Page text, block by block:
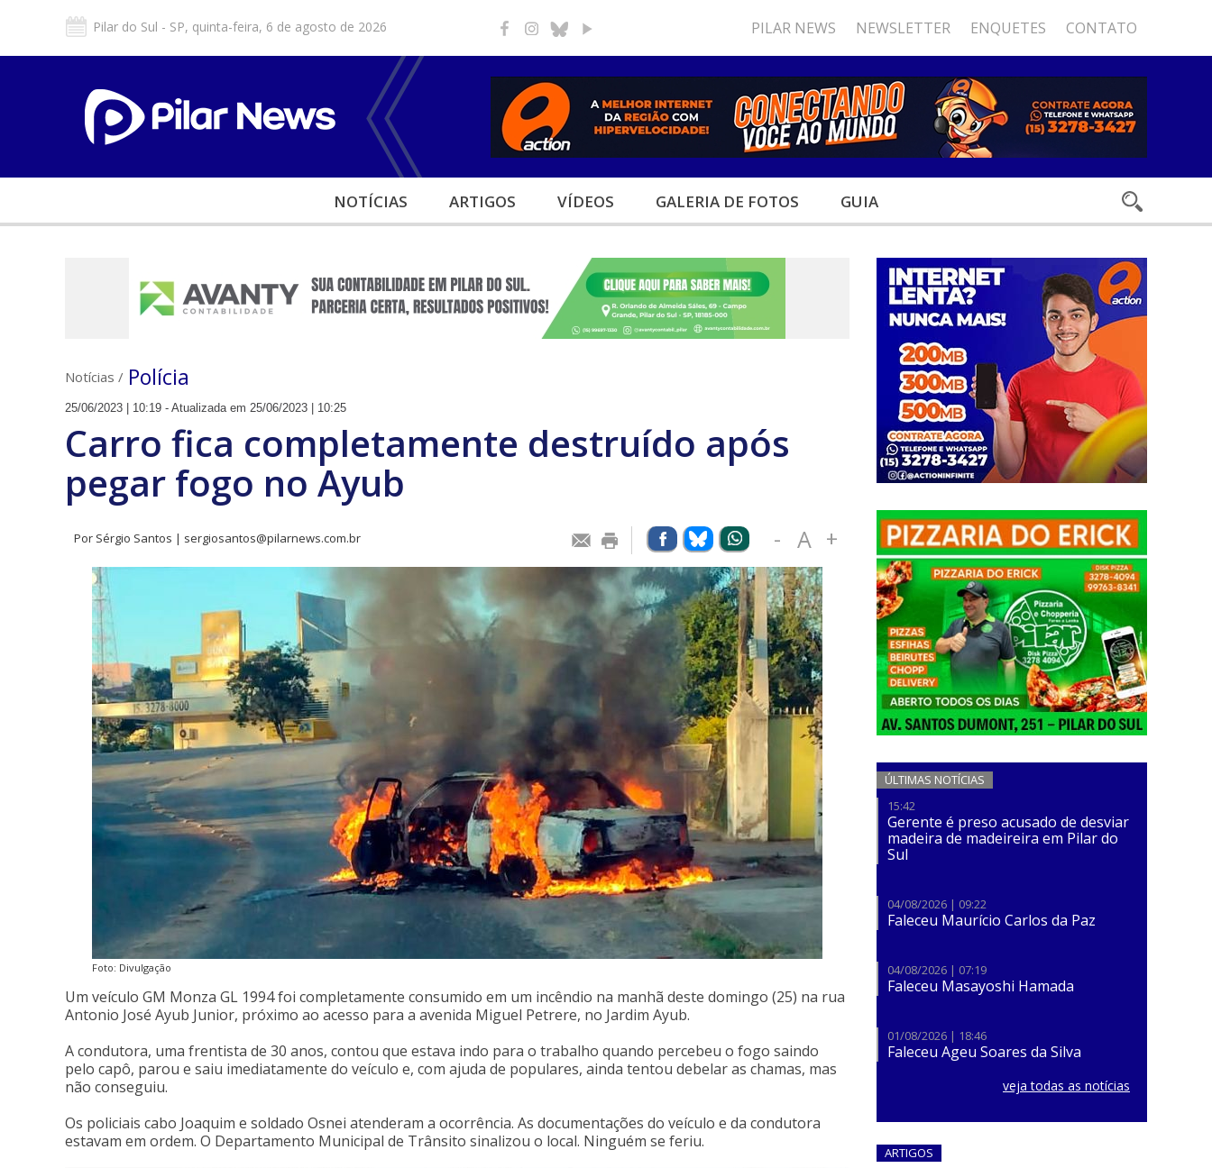
Pilar do Sul - SP, quinta-feira, 6 de agosto de 2026 PILAR NEWS NEWSLETTER ENQUETES CONTATO
NOTÍCIAS ARTIGOS VÍDEOS GALERIA DE FOTOS GUIA
Notícias / Polícia
25/06/2023 | 10:19 - Atualizada em 25/06/2023 | 10:25
Carro fica completamente destruído após
pegar fogo no Ayub
Por Sérgio Santos | sergiosantos@pilarnews.com.br - A +
Foto: Divulgação
Um veículo GM Monza GL 1994 foi completamente consumido em um incêndio na manhã deste domingo (25) na rua
Antonio José Ayub Junior, próximo ao acesso para a avenida Miguel Petrere, no Jardim Ayub.
A condutora, uma frentista de 30 anos, contou que estava indo para o trabalho quando percebeu o fogo saindo
pelo capô, parou e saiu imediatamente do veículo e, com ajuda de populares, ainda tentou debelar as chamas, mas
não conseguiu.
Os policiais cabo Joaquim e soldado Osnei atenderam a ocorrência. As documentações do veículo e da condutora
estavam em ordem. O Departamento Municipal de Trânsito sinalizou o local. Ninguém se feriu.
ÚLTIMAS NOTÍCIAS
15:42
​Gerente é preso acusado de desviar
madeira de madeireira em Pilar do
Sul
04/08/2026 | 09:22
Faleceu Maurício Carlos da Paz
04/08/2026 | 07:19
Faleceu Masayoshi Hamada
01/08/2026 | 18:46
Faleceu Ageu Soares da Silva
veja todas as notícias
ARTIGOS